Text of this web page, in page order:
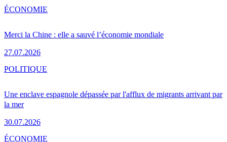
Merci la Chine : elle a sauvé l’économie mondiale
27.07.2026
ÉCONOMIE
Une enclave espagnole dépassée par l'afflux de migrants arrivant par
la mer
30.07.2026
POLITIQUE
ÉCONOMIE